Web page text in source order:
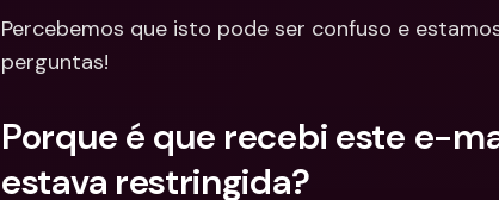
Percebemos que isto pode ser confuso e
perguntas!
Porque é que recebi este e-
estava restringida?